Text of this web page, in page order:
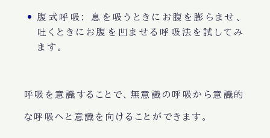
腹式呼吸 : 息を吸うときにお腹を膨らませ、
吐くときにお腹を凹ませる呼吸法を試してみ
ます。
呼吸を意識する ことで、 無意識の呼吸 から意識的
な呼吸へと意識を向けることができます。